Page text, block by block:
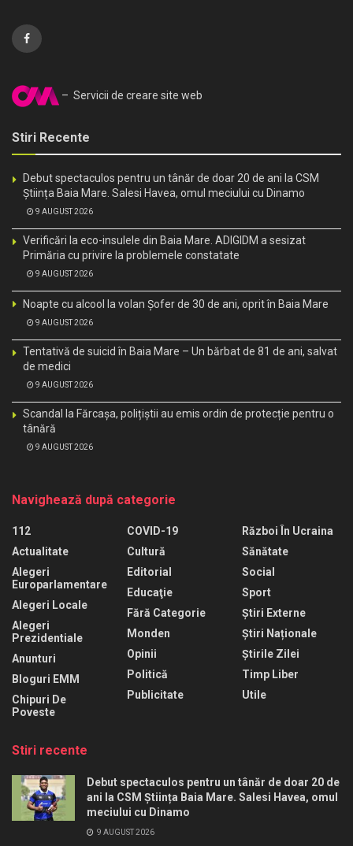
– Servicii de creare site web
Stiri Recente
Debut spectaculos pentru un tânăr de doar 20 de ani la CSM
Știința Baia Mare. Salesi Havea, omul meciului cu Dinamo
9 AUGUST 2026
Verificări la eco-insulele din Baia Mare. ADIGIDM a sesizat
Primăria cu privire la problemele constatate
9 AUGUST 2026
Noapte cu alcool la volan Șofer de 30 de ani, oprit în Baia Mare
9 AUGUST 2026
Tentativă de suicid în Baia Mare – Un bărbat de 81 de ani, salvat
de medici
9 AUGUST 2026
Scandal la Fărcașa, polițiștii au emis ordin de protecție pentru o
tânără
9 AUGUST 2026
Navighează după categorie
112
Actualitate
Alegeri
Europarlamentare
Alegeri Locale
Alegeri
Prezidentiale
Anunturi
Bloguri EMM
Chipuri De
Poveste
COVID-19
Cultură
Editorial
Educaţie
Fără Categorie
Monden
Opinii
Politică
Publicitate
Război În Ucraina
Sănătate
Social
Sport
Știri Externe
Știri Naționale
Știrile Zilei
Timp Liber
Utile
Stiri recente
Debut spectaculos pentru un tânăr de doar 20 de
ani la CSM Știința Baia Mare. Salesi Havea, omul
meciului cu Dinamo
9 AUGUST 2026